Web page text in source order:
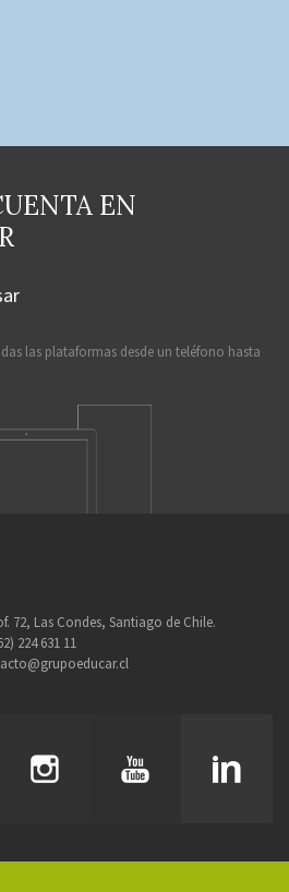
EN
las plataformas desde un teléfono hasta
72, Las Condes, Santiago de Chile.
224 631 11